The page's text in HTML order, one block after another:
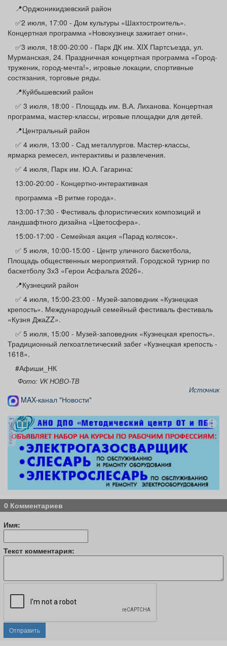
📍Орджоникидзевский район
✅2 июля, 17:00 - Дом культуры «Шахтостроитель».
Концертная программа «Новокузнецк зажигает огни».
✅3 июля, 18:00-20:00 - Парк ДК им. XIX Партсъезда, ул.
Мурманская, 24. Праздничная концертная программа «Город-
труженик, город-мечта!», игровые локации, спортивные
состязания, торговые ряды.
📍Куйбышевский район
✅ 3 июля, 18:00 - Площадь им. В.А. Лиханова. Концертная
программа, мастер-классы, игровые площадки для детей.
📍Центральный район
✅ 4 июля, 13:00 - Сад металлургов. Мастер-классы,
ярмарка ремесел, интерактивы и развлечения.
✅ 4 июля, Парк им. Ю.А. Гагарина:
13:00-20:00 - Концертно-интерактивная
программа «В ритме города».
13:00-17:30 - Фестиваль флористических композиций и
ландшафтного дизайна «Цветосфера».
15:00-17:00 - Семейная акция «Парад колясок».
✅ 5 июля, 10:00-15:00 - Центр уличного баскетбола,
Площадь общественных мероприятий. Городской турнир по
баскетболу 3х3 «Герои Асфальта 2026».
📍Кузнецкий район
✅ 4 июля, 15:00-23:00 - Музей-заповедник «Кузнецкая
крепость». Международный семейный фестиваль фестиваль
«Кузня ДжаZZ».
✅ 5 июля, 15:00 - Музей-заповедник «Кузнецкая крепость».
Традиционный легкоатлетический забег «Кузнецкая крепость -
1618».
#Афиши_НК
Фото: VK НОВО-ТВ
Источник
MAX-канал "Новости"
реклама
0 Комментариев
Имя:
Текст комментария:
Отправить